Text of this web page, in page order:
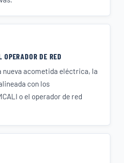
OPERADOR DE RED
nueva acometida eléctrica, la
con los
o el operador de red